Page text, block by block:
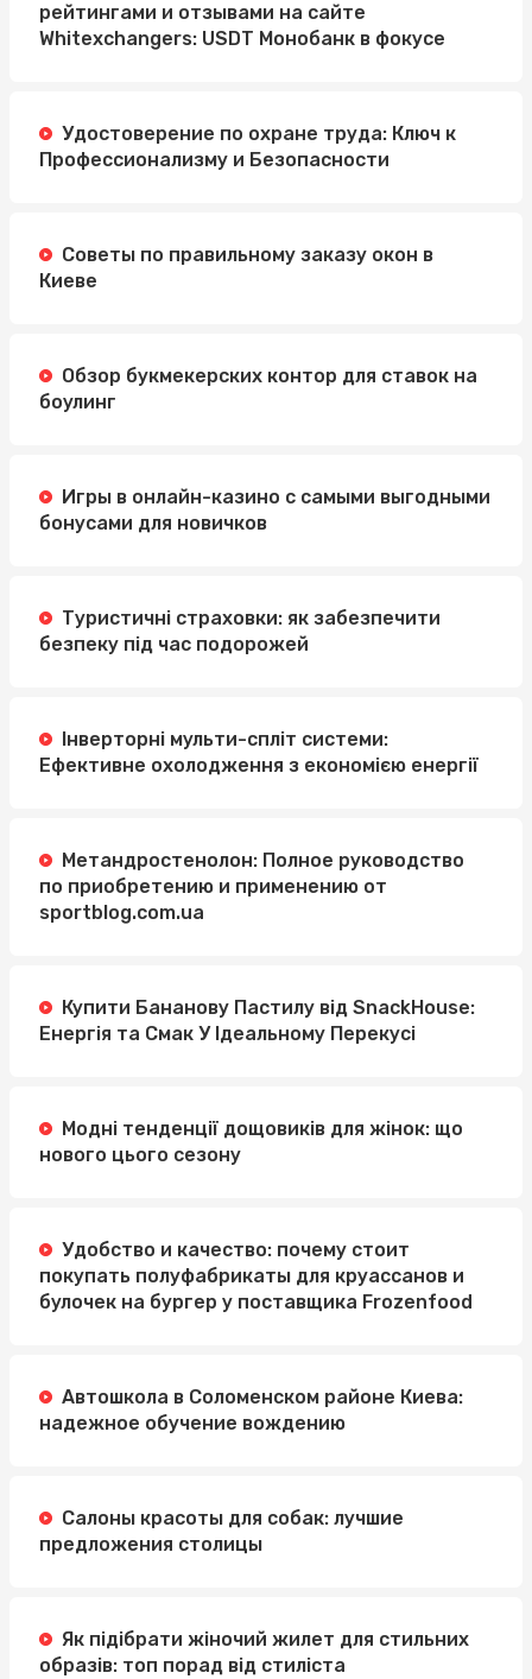
рейтингами и отзывами на сайте
Whitexchangers: USDT Монобанк в фокусе
Удостоверение по охране труда: Ключ к
Профессионализму и Безопасности
Советы по правильному заказу окон в
Киеве
Обзор букмекерских контор для ставок на
боулинг
Игры в онлайн-казино с самыми выгодными
бонусами для новичков
Туристичні страховки: як забезпечити
безпеку під час подорожей
Інверторні мульти-спліт системи:
Ефективне охолодження з економією енергії
Метандростенолон: Полное руководство
по приобретению и применению от
sportblog.com.ua
Купити Бананову Пастилу від SnackHouse:
Енергія та Смак У Ідеальному Перекусі
Модні тенденції дощовиків для жінок: що
нового цього сезону
Удобство и качество: почему стоит
покупать полуфабрикаты для круассанов и
булочек на бургер у поставщика Frozenfood
Автошкола в Соломенском районе Киева:
надежное обучение вождению
Салоны красоты для собак: лучшие
предложения столицы
Як підібрати жіночий жилет для стильних
образів: топ порад від стиліста